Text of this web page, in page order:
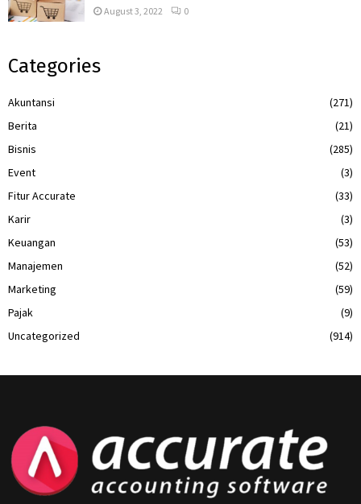
August 3, 2022 0
Categories
Akuntansi
(271)
Berita
(21)
Bisnis
(285)
Event
(3)
Fitur Accurate
(33)
Karir
(3)
Keuangan
(53)
Manajemen
(52)
Marketing
(59)
Pajak
(9)
Uncategorized
(914)